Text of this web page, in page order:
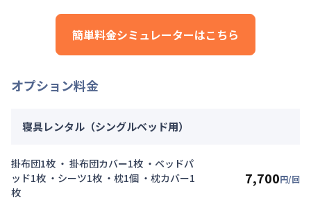
初期費用詳細料金
契約事務手数料：5,000円/回（税抜）
簡単料金シミュレーターはこちら
オプション料金
寝具レンタル（シングルベッド用）
掛布団1枚 ・ 掛布団カバー1枚 ・ベッドパ
ッド1枚 ・シーツ1枚 ・枕1個 ・枕カバー1
枚
7,700円/回